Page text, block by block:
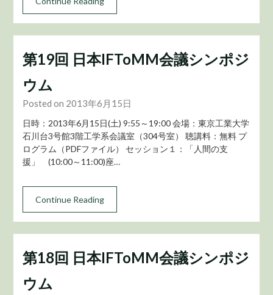
第19回 日本IFToMM会議シンポジ
ウム
Posted on 2013年6月15日
日時：2013年6月15日(土) 9:55～19:00 会場：東京工業大学
石川台3号館3階工学系会議室（304号室） 聴講料：無料 プ
ログラム（PDFファイル） セッション１：「人間の支
援」 (10:00～11:00)座…
Continue Reading
第18回 日本IFToMM会議シンポジ
ウム